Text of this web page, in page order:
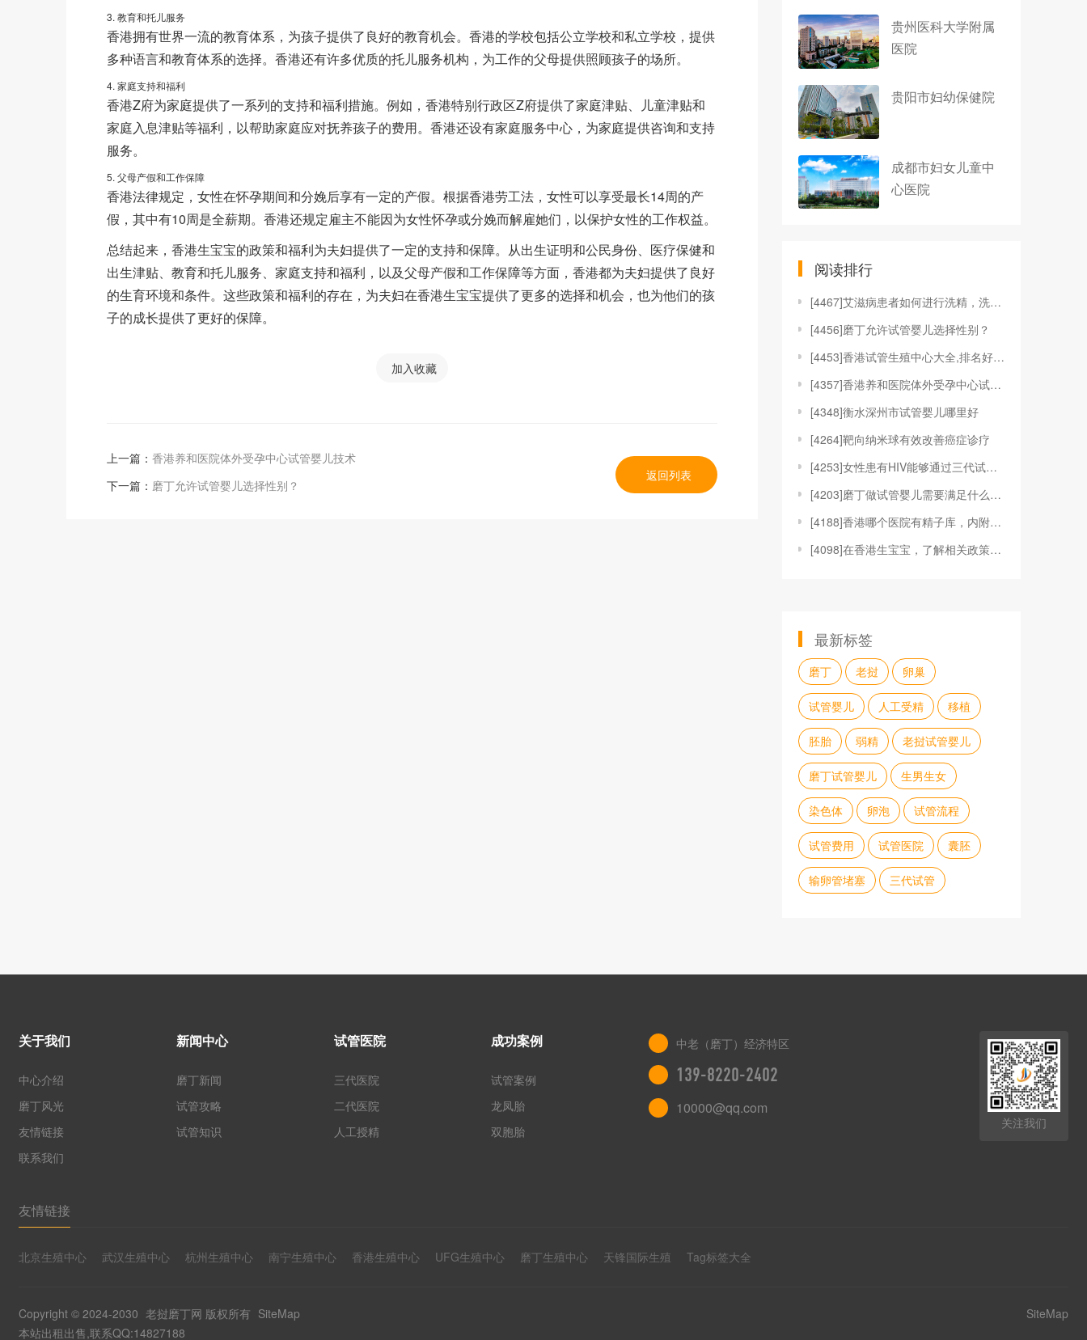
3. 教育和托儿服务
香港拥有世界一流的教育体系，为孩子提供了良好的教育机会。香港的学校包括公立学校和私立学校，提供
多种语言和教育体系的选择。香港还有许多优质的托儿服务机构，为工作的父母提供照顾孩子的场所。
4. 家庭支持和福利
香港Z府为家庭提供了一系列的支持和福利措施。例如，香港特别行政区Z府提供了家庭津贴、儿童津贴和
家庭入息津贴等福利，以帮助家庭应对抚养孩子的费用。香港还设有家庭服务中心，为家庭提供咨询和支持
服务。
5. 父母产假和工作保障
香港法律规定，女性在怀孕期间和分娩后享有一定的产假。根据香港劳工法，女性可以享受最长14周的产
假，其中有10周是全薪期。香港还规定雇主不能因为女性怀孕或分娩而解雇她们，以保护女性的工作权益。
总结起来，香港生宝宝的政策和福利为夫妇提供了一定的支持和保障。从出生证明和公民身份、医疗保健和
出生津贴、教育和托儿服务、家庭支持和福利，以及父母产假和工作保障等方面，香港都为夫妇提供了良好
的生育环境和条件。这些政策和福利的存在，为夫妇在香港生宝宝提供了更多的选择和机会，也为他们的孩
子的成长提供了更好的保障。
加入收藏
上一篇： 香港养和医院体外受孕中心试管婴儿技术
下一篇： 磨丁允许试管婴儿选择性别？
返回列表
贵州医科大学附属
医院
贵阳市妇幼保健院
成都市妇女儿童中
心医院
阅读排行
[4467]艾滋病患者如何进行洗精，洗精技术适应于哪
[4456]磨丁允许试管婴儿选择性别？
[4453]香港试管生殖中心大全,排名好的机构都在这
[4357]香港养和医院体外受孕中心试管婴儿技术
[4348]衡水深州市试管婴儿哪里好
[4264]靶向纳米球有效改善癌症诊疗
[4253]女性患有HIV能够通过三代试管婴儿技术来
[4203]磨丁做试管婴儿需要满足什么条件?
[4188]香港哪个医院有精子库，内附具体捐精、供精
[4098]在香港生宝宝，了解相关政策和福利
最新标签
磨丁 老挝 卵巢
试管婴儿 人工受精 移植
胚胎 弱精 老挝试管婴儿
磨丁试管婴儿 生男生女
染色体 卵泡 试管流程
试管费用 试管医院 囊胚
输卵管堵塞 三代试管
关于我们
中心介绍
磨丁风光
友情链接
联系我们
新闻中心
磨丁新闻
试管攻略
试管知识
试管医院
三代医院
二代医院
人工授精
成功案例
试管案例
龙凤胎
双胞胎
中老（磨丁）经济特区
139-8220-2402
10000@qq.com
关注我们
友情链接
北京生殖中心 武汉生殖中心 杭州生殖中心 南宁生殖中心 香港生殖中心 UFG生殖中心 磨丁生殖中心 天锋国际生殖 Tag标签大全
Copyright © 2024-2030 老挝磨丁网 版权所有 SiteMap
本站出租出售,联系QQ:14827188
SiteMap